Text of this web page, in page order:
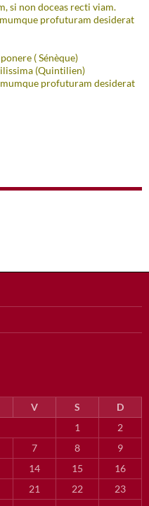
si non doceas recti viam.
profuturam desiderat
( Sénèque)
(Quintilien)
profuturam desiderat
V S
D
1
2
7 8
9
14 15
16
21 22
23